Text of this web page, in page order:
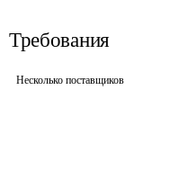
Требования
Несколько поставщиков